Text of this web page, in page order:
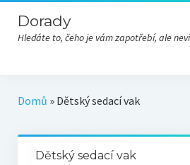
Dorady
Hledáte to, čeho je vám zapotřebí, ale
Domů » Dětský sedací vak
Dětský sedací vak